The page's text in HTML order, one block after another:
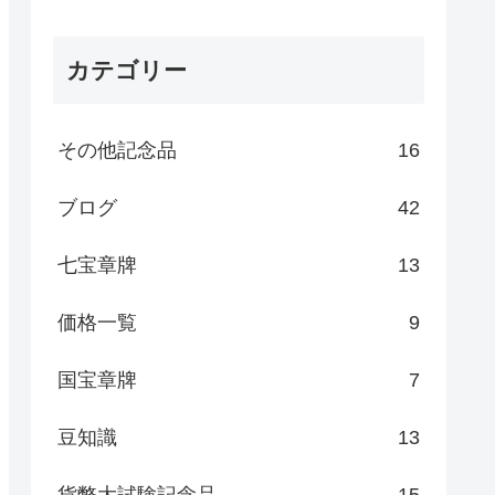
カテゴリー
その他記念品 16
ブログ 42
七宝章牌 13
価格一覧 9
国宝章牌 7
豆知識 13